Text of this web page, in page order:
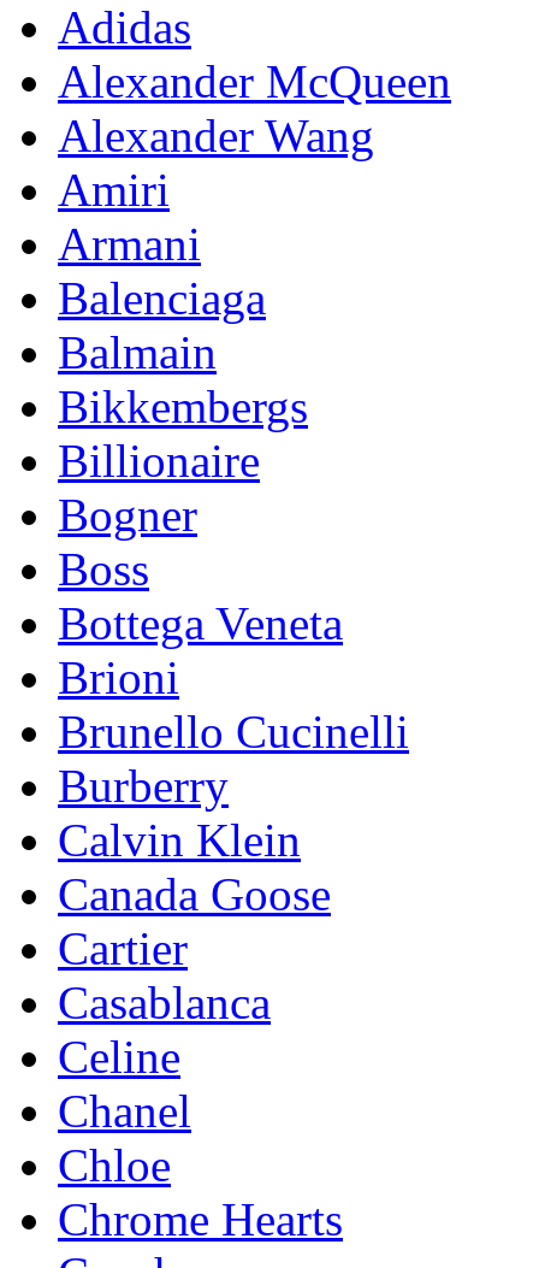
Adidas
Alexander McQueen
Alexander Wang
Amiri
Armani
Balenciaga
Balmain
Bikkembergs
Billionaire
Bogner
Boss
Bottega Veneta
Brioni
Brunello Cucinelli
Burberry
Calvin Klein
Canada Goose
Cartier
Casablanca
Celine
Chanel
Chloe
Chrome Hearts